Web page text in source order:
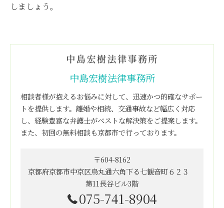
しましょう。
中島宏樹法律事務所
相談者様が抱えるお悩みに対して、迅速かつ的確なサポー
トを提供します。離婚や相続、交通事故など幅広く対応
し、経験豊富な弁護士がベストな解決策をご提案します。
また、初回の無料相談も京都市で行っております。
〒604-8162
京都府京都市中京区烏丸通六角下る七観音町６２３
第11長谷ビル3階
075-741-8904